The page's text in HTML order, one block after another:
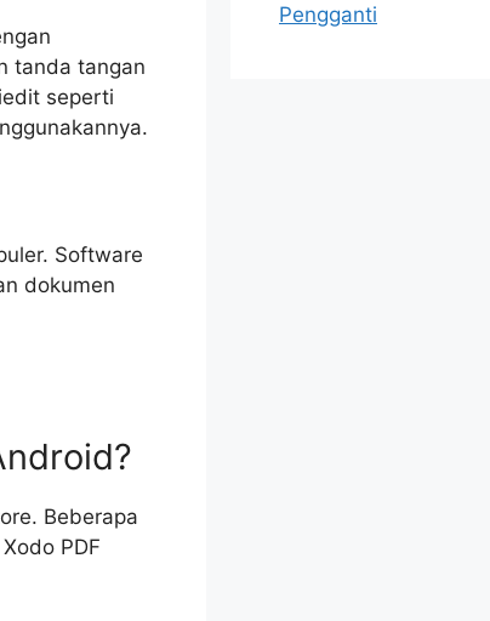
tanda tangan
seperti
Software
dokumen
Beberapa
PDF
Pengganti